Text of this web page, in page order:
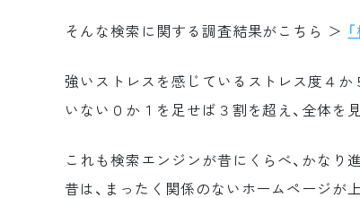
そんな検索に関する調査結果がこちら ＞
強いストレスを感じているストレス度４か
いない０か１を足せば３割を超え、全体を
これも検索エンジンが昔にくらべ、かなり
昔は、まったく関係のないホームページが